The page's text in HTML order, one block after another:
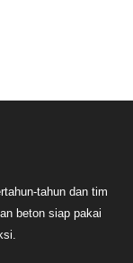
tahun dan tim
beton siap pakai